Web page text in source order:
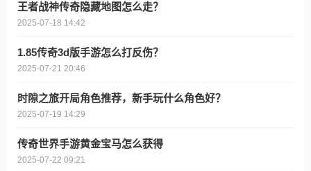
王者战神传奇隐藏地图怎么走？
2025-07-18 14:42
1.85传奇3d版手游怎么打反伤？
2025-07-21 20:46
时隙之旅开局角色推荐，新手玩什么角色好？
2025-07-19 14:29
传奇世界手游黄金宝马怎么获得
2025-07-22 09:21